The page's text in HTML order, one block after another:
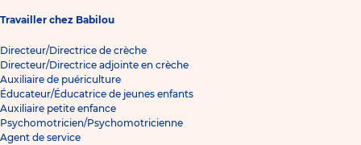
Travailler chez Babilou
Directeur/Directrice de crèche
Directeur/Directrice adjointe en crèche
Auxiliaire de puériculture
Éducateur/Éducatrice de jeunes enfants
Auxiliaire petite enfance
Psychomotricien/Psychomotricienne
Agent de service